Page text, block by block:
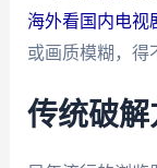
海外看国内电视
或画质模糊，得
传统破